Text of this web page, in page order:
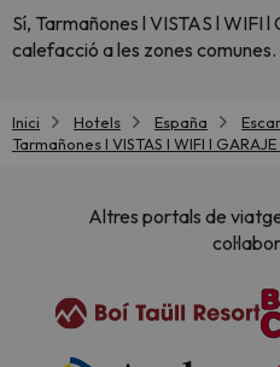
Sí, Tarmañones l VISTAS l WIFI
calefacció a les zones comunes.
Inici Hotels España
Tarmañones l VISTAS l WIFI l GARAJE
Altres portals de